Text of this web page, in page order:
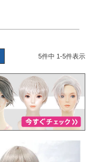
5件中 1-5件表示